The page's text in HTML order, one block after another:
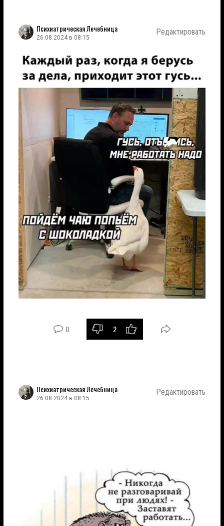
Психиатрическая Лечебница
26.08.2024 в 08:15
Редактировать
0 2
Психиатрическая Лечебница
26.08.2024 в 08:15
Редактировать